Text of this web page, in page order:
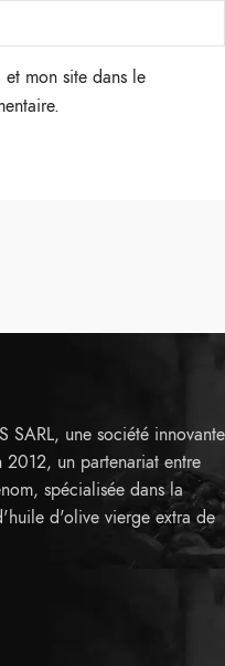
mon site dans le
SARL, une société innovante
2012, un partenariat entre
spécialisée dans la
d'olive vierge extra de